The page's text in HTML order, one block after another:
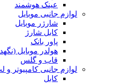
عینک هوشمند
لوازم جانبی موبایل
شارژر موبایل
کابل شارژ
پاور بانک
هولدر موبایل
قاب و گلس
لوازم جانبی کامپیوتر و
کابل